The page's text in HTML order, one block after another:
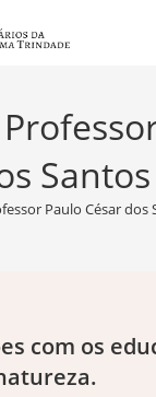
Paulo César
com os